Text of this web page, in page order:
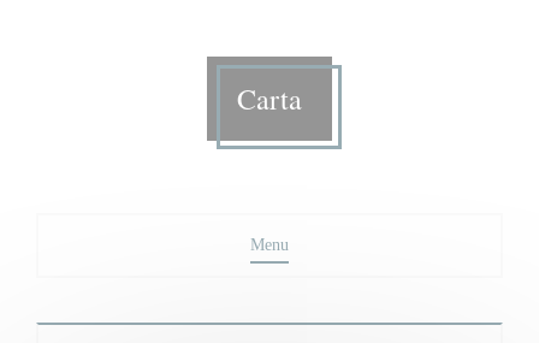
Carta
Menu